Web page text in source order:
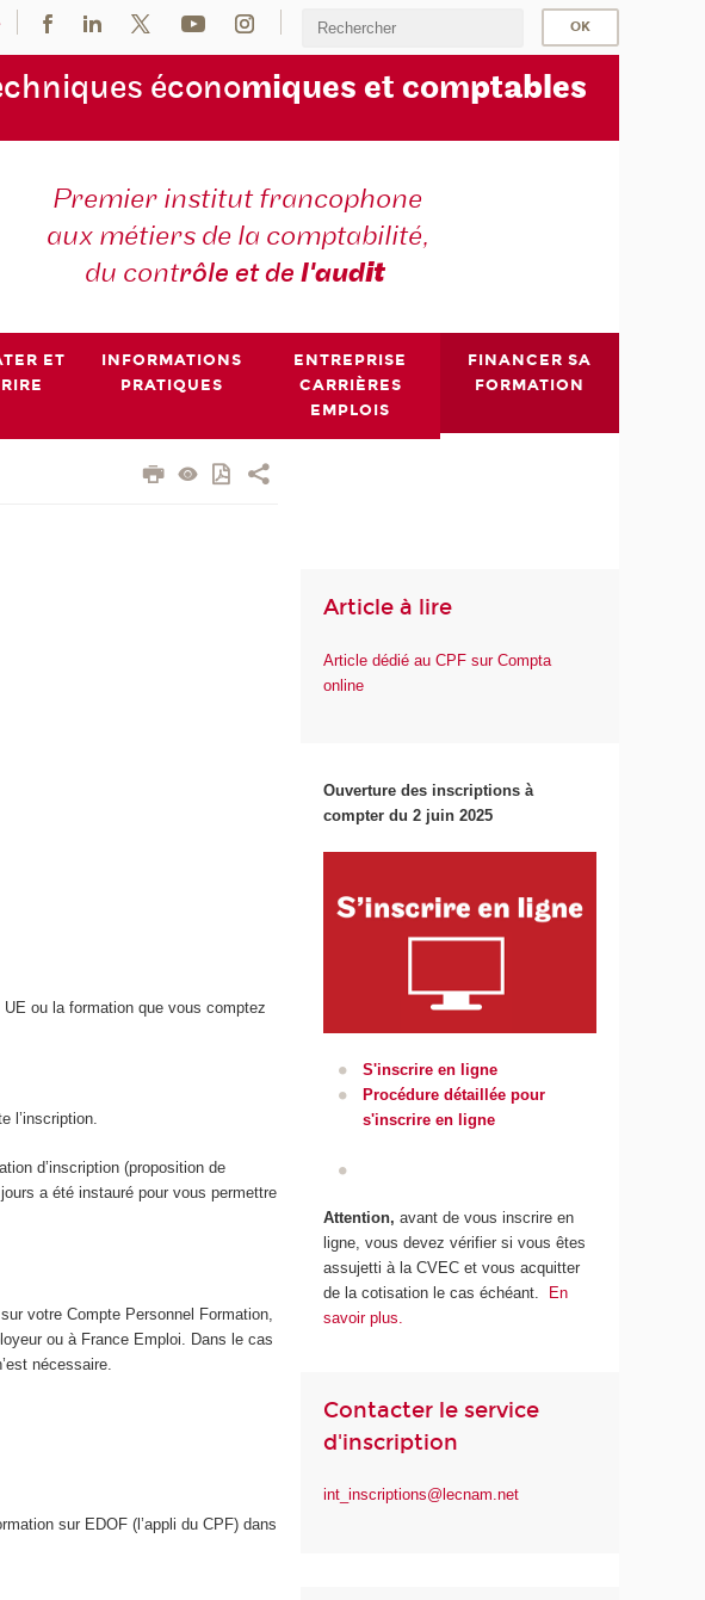
économiques et comptables
Premier institut francophone
aux métiers de la comptabilité,
du contrôle et del'audit
ET
INFORMATIONS
PRATIQUES
ENTREPRISE
CARRIÈRES
EMPLOIS
FINANCER SA
FORMATION
UE ou la formation que vous comptez
l’inscription.
d’inscription (proposition de
a été instauré pour vous permettre
votre Compte Personnel Formation,
ou à France Emploi. Dans le cas
nécessaire.
sur EDOF (l’appli du CPF) dans
Article à lire
Article dédié au CPF sur Compta
online
Ouverture des inscriptions à
compter du 2 juin 2025
S'inscrire en ligne
Procédure détaillée pour
s'inscrire en ligne
Attention, avant de vous inscrire en
ligne, vous devez vérifier si vous êtes
assujetti à la CVEC et vous acquitter
de la cotisation le cas échéant.
En
savoir plus.
Contacter le service
d'inscription
int_inscriptions@lecnam.net